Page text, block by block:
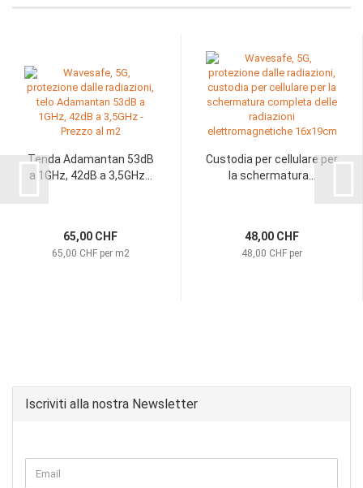
Tenda Adamantan 53dB
a 1GHz, 42dB a 3,5GHz...
65,00 CHF
65,00 CHF per m2
Custodia per cellulare per
la schermatura...
48,00 CHF
48,00 CHF per
Iscriviti alla nostra Newsletter
ALLA
Email